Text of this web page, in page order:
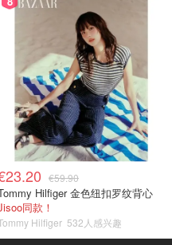
€59.90
Hilfiger 金色纽扣罗纹背心
同款！
Hilfiger 532人感兴趣